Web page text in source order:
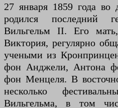
27 января 1859 года во
родился последний
Вильгельм II. Его
Виктория, регулярно
учеными из
фон Анджели, Антона
фон Менцеля. В
несколько
Вильгельма, в том